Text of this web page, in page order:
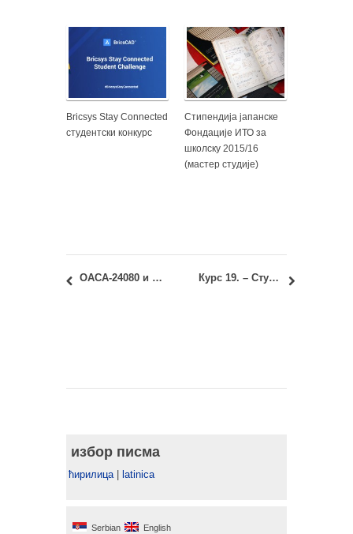
Bricsys Stay Connected
студентски конкурс
Стипендија јапанске
Фондације ИТО за
школску 2015/16
(мастер студијe)
ОАСА-24080 и ИАСА-24080 – Студио 02б – Архитектонске конструкције: Прво вежбање Курс 19. – Студио пројекат 4 – синтеза: поновља се избор преко студентског сервиса еСтудент!
избор писма
ћирилица| latinica
Serbian English